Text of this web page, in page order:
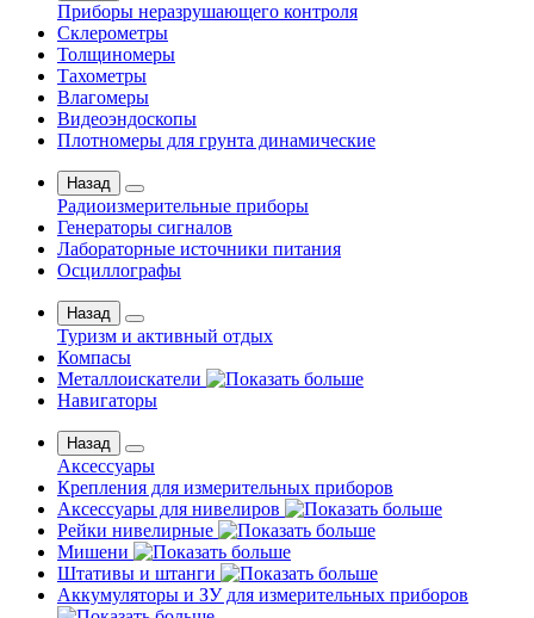
Приборы неразрушающего контроля
Склерометры
Толщиномеры
Тахометры
Влагомеры
Видеоэндоскопы
Плотномеры для грунта динамические
Назад
Радиоизмерительные приборы
Генераторы сигналов
Лабораторные источники питания
Осциллографы
Назад
Туризм и активный отдых
Компасы
Металлоискатели
Навигаторы
Назад
Аксессуары
Крепления для измерительных приборов
Аксессуары для нивелиров
Рейки нивелирные
Мишени
Штативы и штанги
Аккумуляторы и ЗУ для измерительных приборов